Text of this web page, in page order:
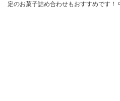
定のお菓子詰め合わせもおすすめです！
など、お父さんにも人気の味わい揃い♪